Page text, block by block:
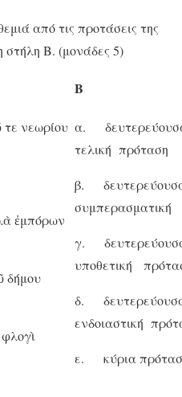
από τις προτάσεις της
στήλη Β. (μονάδες 5)
Β
νεωρίου
ἐμπόρων
δήμου
α. δευτερεύουσα
τελική πρόταση
β. δευτερεύουσα
συμπερασματική
γ. δευτερεύουσα
υποθετική
δ.
ενδοιαστική
ε. κύρια